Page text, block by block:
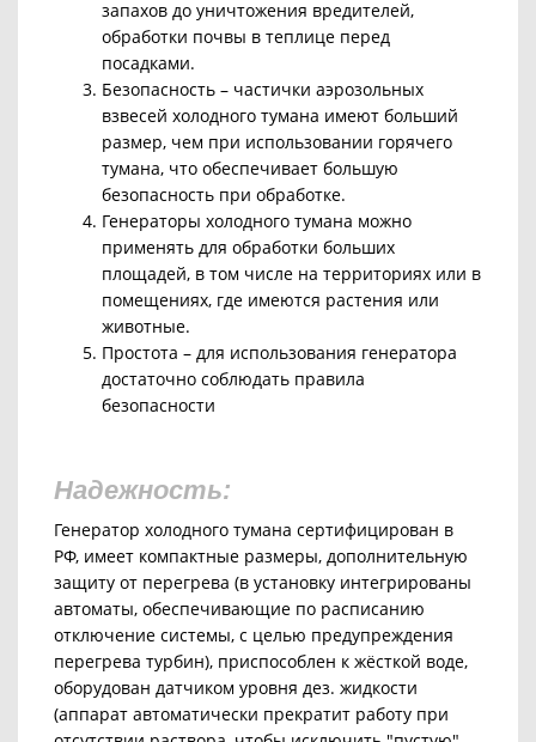
запахов до уничтожения вредителей,
обработки почвы в теплице перед
посадками.
Безопасность – частички аэрозольных
взвесей холодного тумана имеют больший
размер, чем при использовании горячего
тумана, что обеспечивает большую
безопасность при обработке.
Генераторы холодного тумана можно
применять для обработки больших
площадей, в том числе на территориях или в
помещениях, где имеются растения или
животные.
Простота – для использования генератора
достаточно соблюдать правила
безопасности
Надежность:
Генератор холодного тумана сертифицирован в
РФ, имеет компактные размеры, дополнительную
защиту от перегрева (в установку интегрированы
автоматы, обеспечивающие по расписанию
отключение системы, с целью предупреждения
перегрева турбин), приспособлен к жёсткой воде,
оборудован датчиком уровня дез. жидкости
(аппарат автоматически прекратит работу при